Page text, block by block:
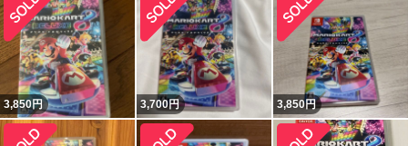
3,850円 3,700円 3,850円